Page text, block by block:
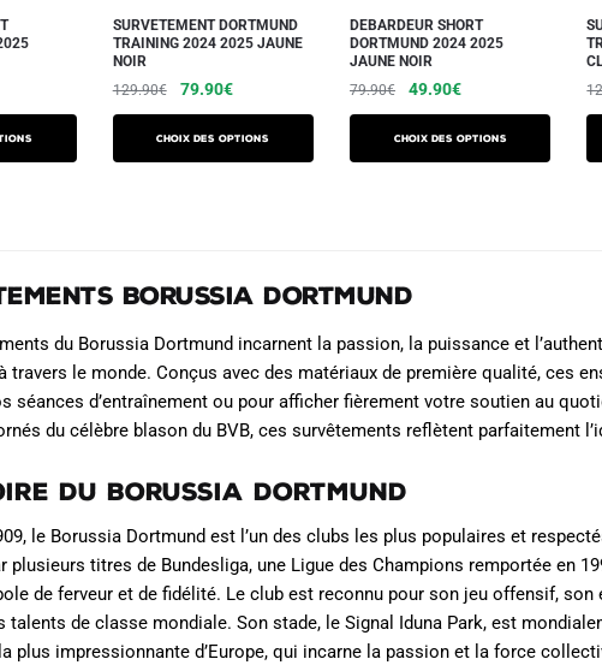
la
page
du
produit
la
page
du
produit
la
:
SURVETEMENT DORTMUND
TRAINING 2024 2025 JAUNE
NOIR
129.90€
Le
prix
initial
était :
79.90€Le
prix
actuel
est :
Choix des options
produit
options
peuvent
être
choisies
sur
page
DEBARDEUR SHORT
DORTMUND 2024 2025
JAUNE NOIR
79.90€
Le
prix
initial
était :
49.90€Le
prix
actuel
est :
Choix des options
produit
options
peuvent
être
choisies
sur
page
produit
Borussia Dortmund
du Borussia Dortmund incarnent la passion, la puissance et
travers le monde. Conçus avec des matériaux de première qualité, ces
séances d’entraînement ou pour afficher fièrement votre soutien au
du célèbre blason du BVB, ces survêtements reflètent parfaitement
du Borussia Dortmund
le Borussia Dortmund est l’un des clubs les plus populaires et
plusieurs titres de Bundesliga, une Ligue des Champions remportée en
de ferveur et de fidélité. Le club est reconnu pour son jeu offensif,
talents de classe mondiale. Son stade, le Signal Iduna Park, est
plus impressionnante d’Europe, qui incarne la passion et la force